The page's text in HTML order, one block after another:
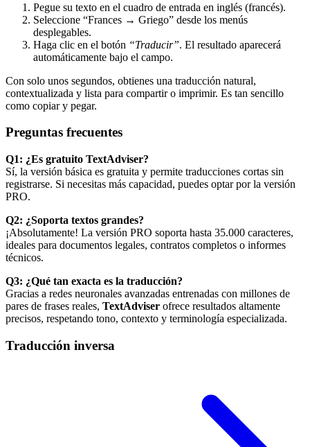
Pegue su texto en el cuadro de entrada en inglés (francés).
Seleccione “Frances → Griego” desde los menús
desplegables.
Haga clic en el botón “Traducir”. El resultado aparecerá
automáticamente bajo el campo.
Con solo unos segundos, obtienes una traducción natural,
contextualizada y lista para compartir o imprimir. Es tan sencillo
como copiar y pegar.
Preguntas frecuentes
Q1: ¿Es gratuito TextAdviser?
Sí, la versión básica es gratuita y permite traducciones cortas sin
registrarse. Si necesitas más capacidad, puedes optar por la versión
PRO.
Q2: ¿Soporta textos grandes?
¡Absolutamente! La versión PRO soporta hasta 35.000 caracteres,
ideales para documentos legales, contratos completos o informes
técnicos.
Q3: ¿Qué tan exacta es la traducción?
Gracias a redes neuronales avanzadas entrenadas con millones de
pares de frases reales, TextAdviser ofrece resultados altamente
precisos, respetando tono, contexto y terminología especializada.
Traducción inversa